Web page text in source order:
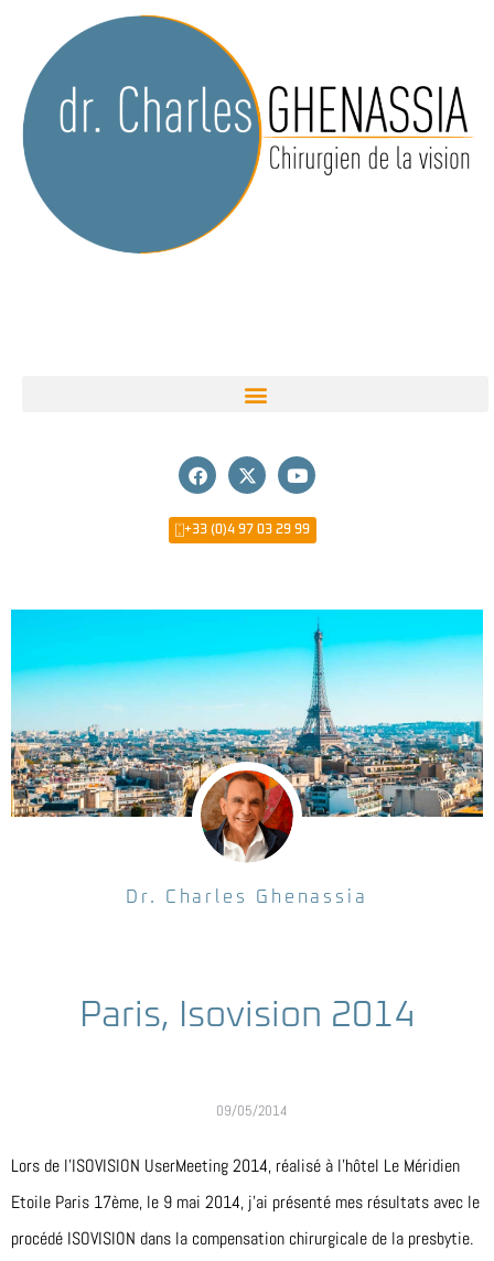
+33 (0)4 97 03 29 99
Dr. Charles Ghenassia
Paris, Isovision 2014
09/05/2014
Lors de l’ISOVISION UserMeeting 2014, réalisé à l’hôtel Le Méridien
Etoile Paris 17ème, le 9 mai 2014, j’ai présenté mes résultats avec le
procédé ISOVISION dans la compensation chirurgicale de la presbytie.